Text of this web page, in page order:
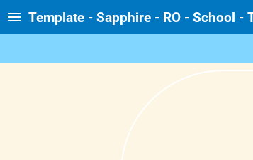
Template - Sapphire - RO - School -